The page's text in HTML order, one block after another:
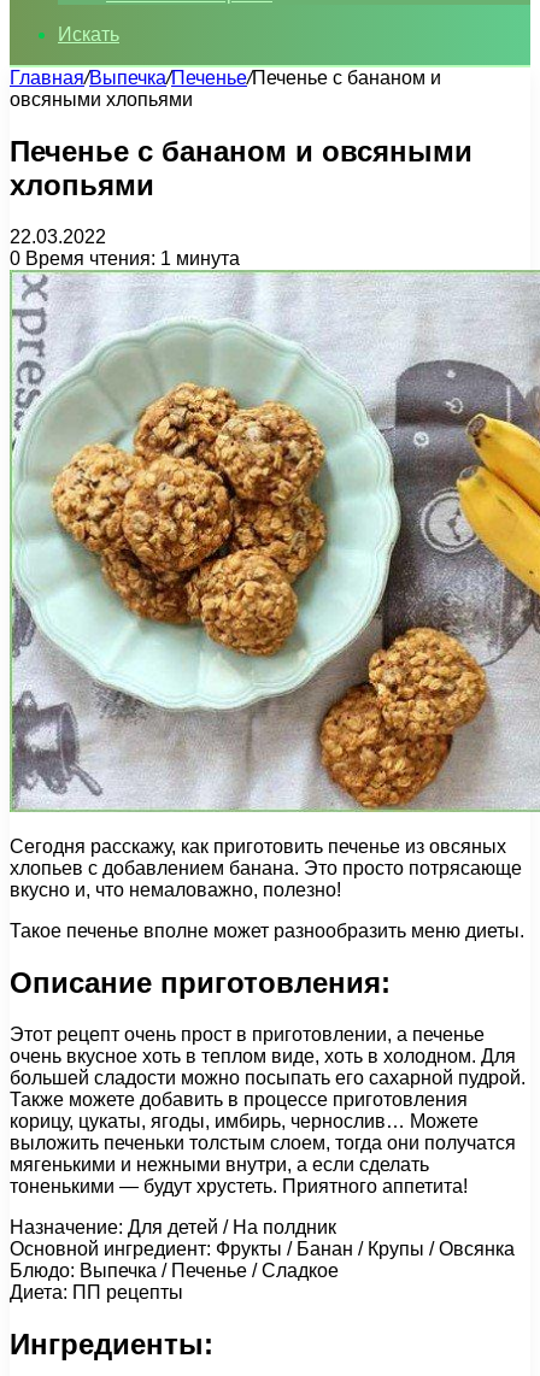
Искать
Главная/Выпечка/Печенье/Печенье с бананом и
овсяными хлопьями
Печенье с бананом и овсяными
хлопьями
22.03.2022
0 Время чтения: 1 минута
Сегодня расскажу, как приготовить печенье из овсяных
хлопьев с добавлением банана. Это просто потрясающе
вкусно и, что немаловажно, полезно!
Такое печенье вполне может разнообразить меню диеты.
Описание приготовления:
Этот рецепт очень прост в приготовлении, а печенье
очень вкусное хоть в теплом виде, хоть в холодном. Для
большей сладости можно посыпать его сахарной пудрой.
Также можете добавить в процессе приготовления
корицу, цукаты, ягоды, имбирь, чернослив… Можете
выложить печеньки толстым слоем, тогда они получатся
мягенькими и нежными внутри, а если сделать
тоненькими — будут хрустеть. Приятного аппетита!
Назначение: Для детей / На полдник
Основной ингредиент: Фрукты / Банан / Крупы / Овсянка
Блюдо: Выпечка / Печенье / Сладкое
Диета: ПП рецепты
Ингредиенты: